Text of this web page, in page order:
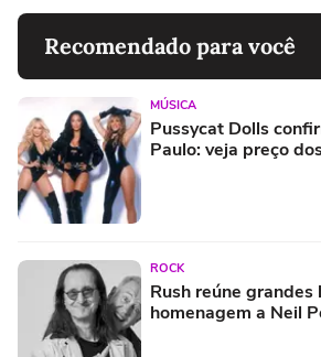
Recomendado para você
MÚSICA
Pussycat Dolls
Paulo: veja preço
ROCK
Rush reúne
homenagem a Neil